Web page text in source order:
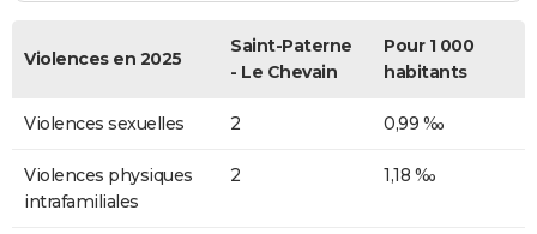
Violences en 2025
Saint-Paterne
- Le Chevain
Pour 1 000
habitants
Violences sexuelles 2 0,99 ‰
Violences physiques
intrafamiliales
2 1,18 ‰